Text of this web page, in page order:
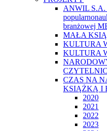
ANWIL S.A.
branżowej
MAŁA
KULTURA
KULTURA
CZAS NA
KSIĄŻKĄ I
2020
2021
2022
2023